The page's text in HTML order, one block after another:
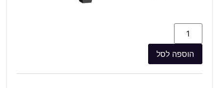
הוספה לסל